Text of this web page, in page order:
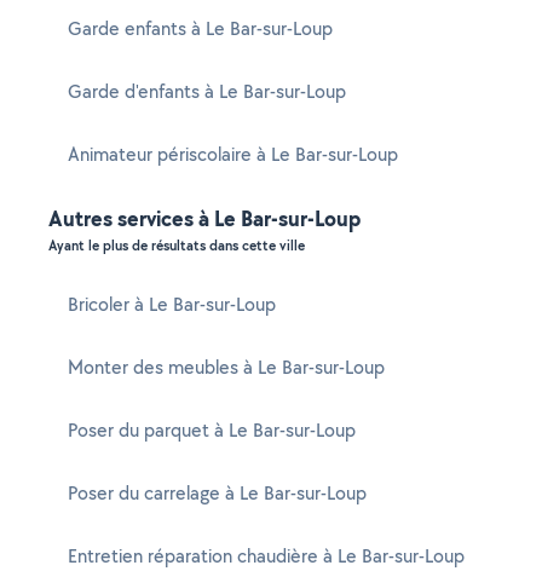
Garde enfants à Le Bar-sur-Loup
Garde d'enfants à Le Bar-sur-Loup
Animateur périscolaire à Le Bar-sur-Loup
Autres services à Le Bar-sur-Loup
Ayant le plus de résultats dans cette ville
Bricoler à Le Bar-sur-Loup
Monter des meubles à Le Bar-sur-Loup
Poser du parquet à Le Bar-sur-Loup
Poser du carrelage à Le Bar-sur-Loup
Entretien réparation chaudière à Le Bar-sur-Loup